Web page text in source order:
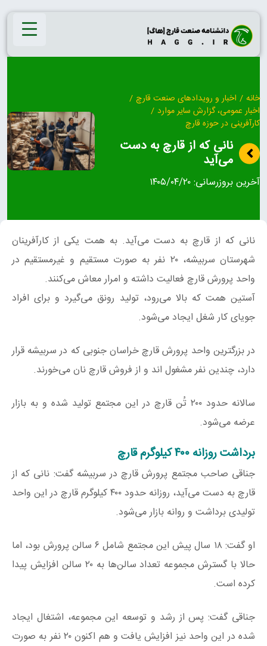
Skip
content
خانه / اخبار و رویدادهای صنعت قارچ /
اخبار عمومی، گزارش سایر موارد /
کارآفرینی در حوزه قارچ
نانی که از قارچ به دست
می‌آید
آخرین بروزرسانی:۱۴۰۵/۰۴/۲۰
نانی که از قارچ به دست می‌آید. به همت یکی از کارآفرینان
شهرستان سربیشه، ۲۰ نفر به صورت مستقیم و غیرمستقیم در
واحد پرورش قارچ فعالیت داشته و امرار معاش می‌کنند.
آستین همت که بالا می‌رود، تولید رونق می‌گیرد و برای افراد
جویای کار شغل ایجاد می‌شود.
در بزرگترین واحد پرورش قارچ خراسان جنوبی که در سربیشه قرار
دارد، چندین نفر مشغول اند و از فروش قارچ نان می‌خورند.
سالانه حدود ۲۰۰ تُن قارچ در این مجتمع تولید شده و به بازار
عرضه می‌شود.
برداشت روزانه ۴۰۰ کیلوگرم قارچ
جناقی صاحب مجتمع پرورش قارچ در سربیشه گفت: نانی که از
قارچ به دست می‌آید، روزانه حدود ۴۰۰ کیلوگرم قارچ در این واحد
تولیدی برداشت و روانه بازار می‌شود.
او گفت: ۱۸ سال پیش این مجتمع شامل ۶ سالن پرورش بود، اما
حالا با گسترش مجموعه تعداد سالن‌ها به ۲۰ سالن افزایش پیدا
کرده است.
جناقی گفت: پس از رشد و توسعه این مجموعه، اشتغال ایجاد
شده در این واحد نیز افزایش یافت و هم اکنون ۲۰ نفر به صورت